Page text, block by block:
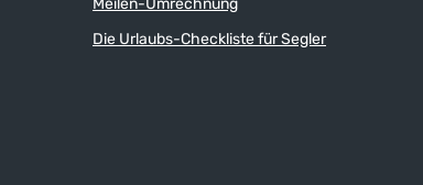
Die Urlaubs-Checkliste für Segler